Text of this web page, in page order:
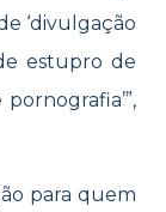
‘divulgação
estupro de
para quem